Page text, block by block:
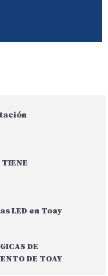
TIENE
LED en Toay
DE
DE TOAY